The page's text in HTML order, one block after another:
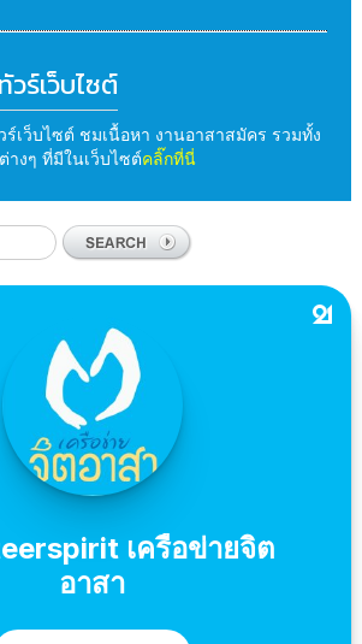
ร์เว็บไซต์
ร์เว็บไซต์ ชมเนื้อหา งานอาสาสมัคร รวมทั้ง
างๆ ที่มีในเว็บไซต์คลิ๊กที่นี่